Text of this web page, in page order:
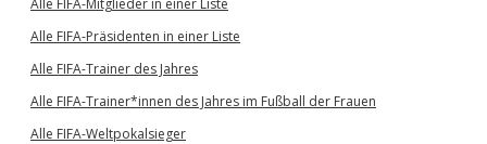
Alle FIFA-Präsidenten in einer Liste
Alle FIFA-Trainer des Jahres
Alle FIFA-Trainer*innen des Jahres im Fußball der Frauen
Alle FIFA-Weltpokalsieger